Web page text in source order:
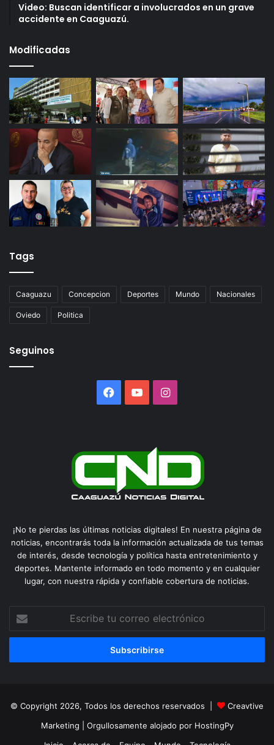
Video: Buscan identificar a involucrados en un grave
accidente en Caaguazú.
Modificadas
Tags
Caaguazu Concepcion Deportes Mundo Nacionales
Oviedo Politica
Seguinos
Facebook
YouTubeInstagram
¡No te pierdas las últimas noticias digitales! En nuestra página de
noticias, encontrarás toda la información actualizada de tus temas
de interés, desde tecnología y política hasta entretenimiento y
deportes. Mantente informado en todo momento y en cualquier
lugar, con nuestra rápida y confiable cobertura de noticias.
correo
© Copyright 2026, Todos los derechos reservados |
Creavtive
Marketing | Orgullosamente alojado por HostingPy